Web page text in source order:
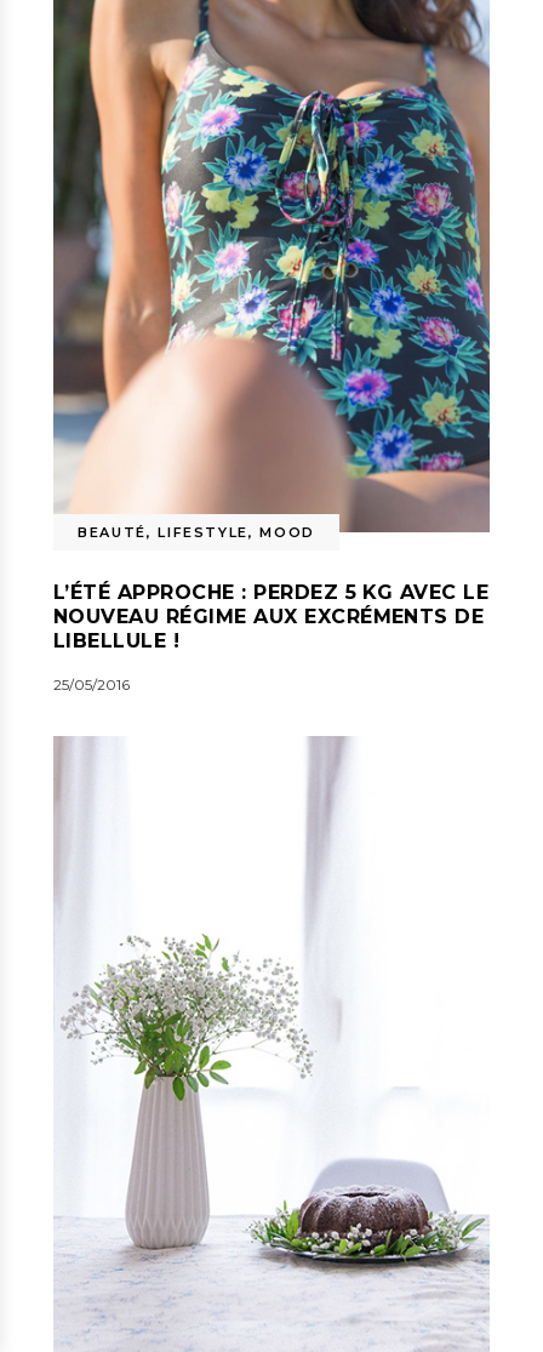
BEAUTÉ,LIFESTYLE,MOOD
L’ÉTÉ APPROCHE : PERDEZ 5 KG AVEC LE
NOUVEAU RÉGIME AUX EXCRÉMENTS DE
LIBELLULE !
25/05/2016